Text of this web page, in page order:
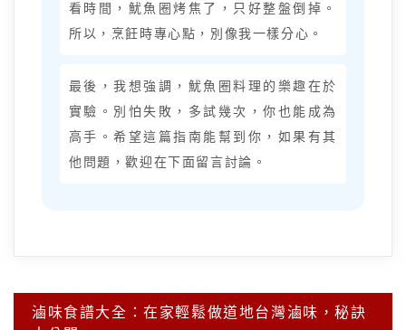
看時間，魷魚圈烤焦了，只好整盤倒掉。
所以，烹飪時專心點，別像我一樣分心。
最後，我想強調，魷魚圈料理的樂趣在於
實驗。別怕失敗，多試幾次，你也能成為
高手。希望這篇指南能幫到你，如果有其
他問題，歡迎在下面留言討論。
文
滷味食譜大全：在家輕鬆做道地台灣滷味，秘訣